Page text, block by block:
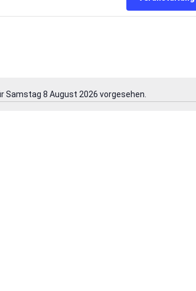
Hinweis
Samstag 8 August 2026 vorgesehen.